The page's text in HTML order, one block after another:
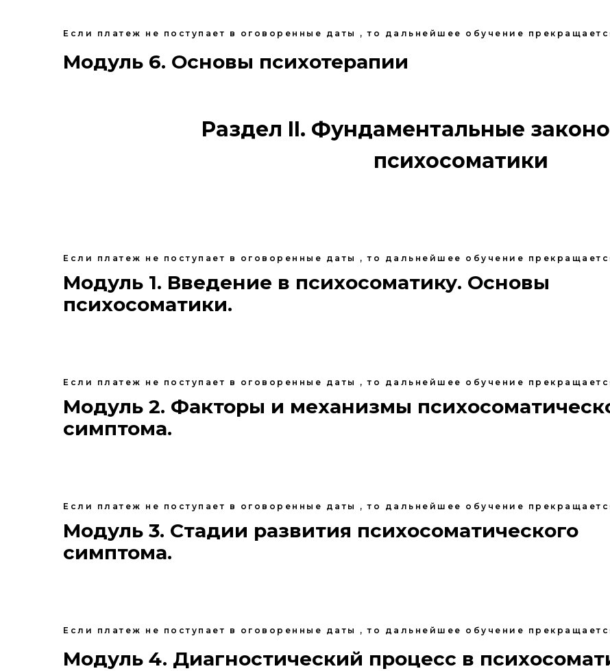
Если платеж не поступает в оговоренные даты , то дальнейшее обучение
Модуль 6. Основы психотерапии
Раздел II. Фундаментальные
психосоматики
Если платеж не поступает в оговоренные даты , то дальнейшее обучение
Модуль 1. Введение в психосоматику. Основы
психосоматики.
Если платеж не поступает в оговоренные даты , то дальнейшее обучение
Модуль 2. Факторы и механизмы
симптома.
Если платеж не поступает в оговоренные даты , то дальнейшее обучение
Модуль 3. Стадии развития психосоматического
симптома.
Если платеж не поступает в оговоренные даты , то дальнейшее обучение
Модуль 4. Диагностический процесс в